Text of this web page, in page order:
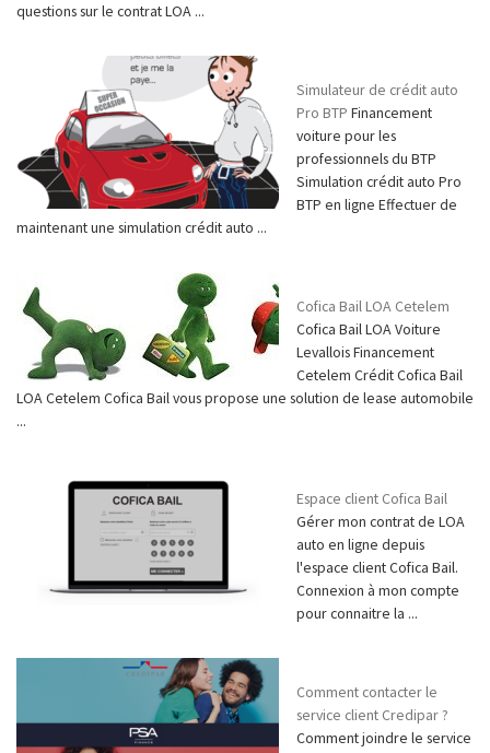
questions sur le contrat LOA ...
Simulateur de crédit auto
Pro BTP Financement
voiture pour les
professionnels du BTP
Simulation crédit auto Pro
BTP en ligne Effectuer de
maintenant une simulation crédit auto ...
Cofica Bail LOA Cetelem
Cofica Bail LOA Voiture
Levallois Financement
Cetelem Crédit Cofica Bail
LOA Cetelem Cofica Bail vous propose une solution de lease automobile
...
Espace client Cofica Bail
Gérer mon contrat de LOA
auto en ligne depuis
l'espace client Cofica Bail.
Connexion à mon compte
pour connaitre la ...
Comment contacter le
service client Credipar ?
Comment joindre le service